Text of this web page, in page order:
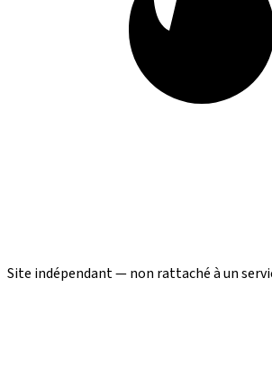
Site indépendant — non rattaché à un